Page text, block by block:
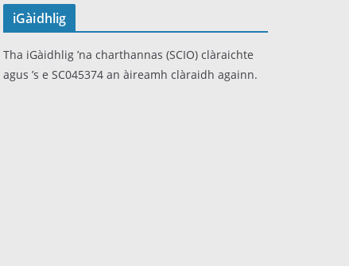
iGàidhlig
Tha iGàidhlig ’na charthannas (SCIO) clàraichte
agus ’s e SC045374 an àireamh clàraidh againn.